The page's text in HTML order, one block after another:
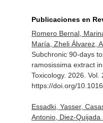
Publicaciones en
Romero Bernal,
María, Zheli Álvarez,
Subchronic 90-days
ramosissima extract in
Toxicology. 2026. Vol.
https://doi.org/
Essadki, Yasser,
Antonio, Diez-Quijada